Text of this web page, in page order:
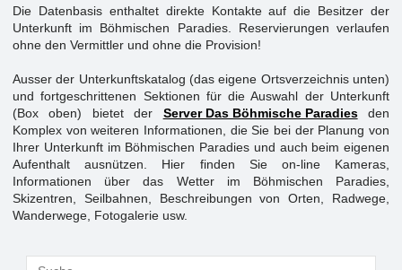
Die Datenbasis enthaltet direkte Kontakte auf die Besitzer der
Unterkunft im Böhmischen Paradies. Reservierungen verlaufen
ohne den Vermittler und ohne die Provision!
Ausser der Unterkunftskatalog (das eigene Ortsverzeichnis unten)
und fortgeschrittenen Sektionen für die Auswahl der Unterkunft
(Box oben) bietet der Server Das Böhmische Paradiesden
Komplex von weiteren Informationen, die Sie bei der Planung von
Ihrer Unterkunft im Böhmischen Paradies und auch beim eigenen
Aufenthalt ausnützen. Hier finden Sie on-line Kameras,
Informationen über das Wetter im Böhmischen Paradies,
Skizentren, Seilbahnen, Beschreibungen von Orten, Radwege,
Wanderwege, Fotogalerie usw.